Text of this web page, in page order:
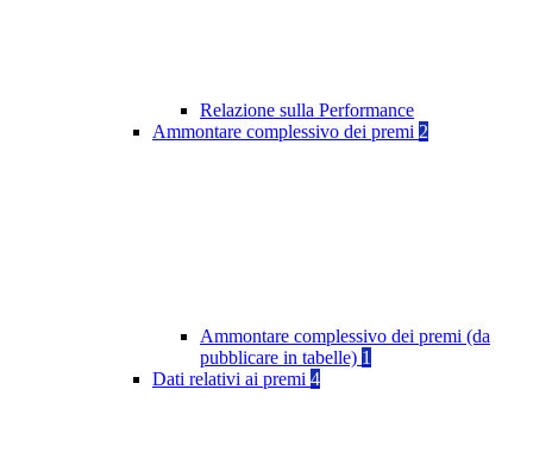
Relazione sulla Performance
Ammontare complessivo dei premi 2
Ammontare complessivo dei premi (da
pubblicare in tabelle) 1
Dati relativi ai premi 4